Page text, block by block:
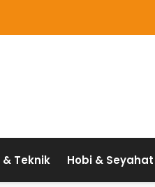
Teknik Hobi & Seyahat